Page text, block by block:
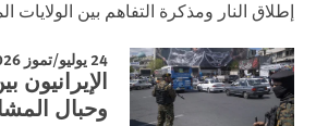
إطلاق النار ومذكرة التفاهم بين الولايات
24 يوليو/تموز 2026
الإيرانيون
وحبال